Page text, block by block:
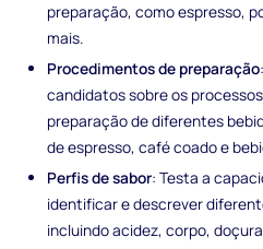
preparação, como espresso,
mais.
Procedimentos de preparação
candidatos sobre os
preparação de diferentes
de espresso, café coado e
Perfis de sabor: Testa a
identificar e descrever
incluindo acidez, corpo,